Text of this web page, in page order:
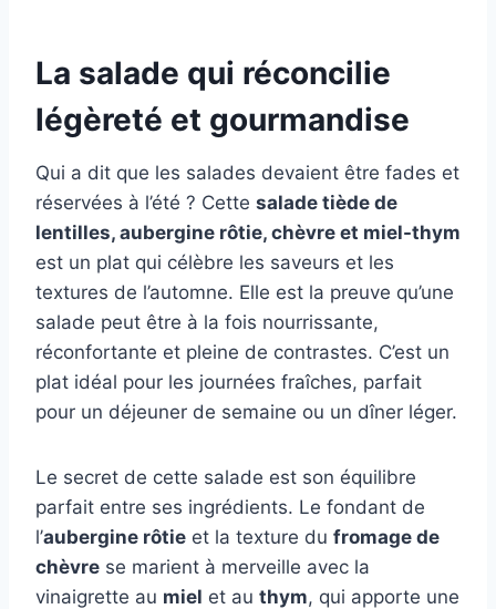
La salade qui réconcilie
légèreté et gourmandise
Qui a dit que les salades devaient être fades et
réservées à l’été ? Cette salade tiède de
lentilles, aubergine rôtie, chèvre et miel-thym
est un plat qui célèbre les saveurs et les
textures de l’automne. Elle est la preuve qu’une
salade peut être à la fois nourrissante,
réconfortante et pleine de contrastes. C’est un
plat idéal pour les journées fraîches, parfait
pour un déjeuner de semaine ou un dîner léger.
Le secret de cette salade est son équilibre
parfait entre ses ingrédients. Le fondant de
l’aubergine rôtie et la texture du fromage de
chèvre se marient à merveille avec la
vinaigrette au miel et au thym, qui apporte une